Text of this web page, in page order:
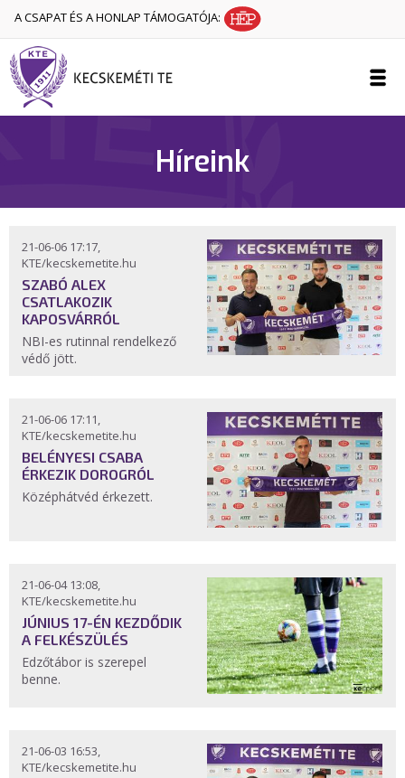
A CSAPAT ÉS A HONLAP TÁMOGATÓJA:
Híreink
21-06-06 17:17,
KTE/kecskemetite.hu
SZABÓ ALEX
CSATLAKOZIK
KAPOSVÁRRÓL
NBI-es rutinnal rendelkező
védő jött.
21-06-06 17:11,
KTE/kecskemetite.hu
BELÉNYESI CSABA
ÉRKEZIK DOROGRÓL
Középhátvéd érkezett.
21-06-04 13:08,
KTE/kecskemetite.hu
JÚNIUS 17-ÉN KEZDŐDIK
A FELKÉSZÜLÉS
Edzőtábor is szerepel
benne.
21-06-03 16:53,
KTE/kecskemetite.hu